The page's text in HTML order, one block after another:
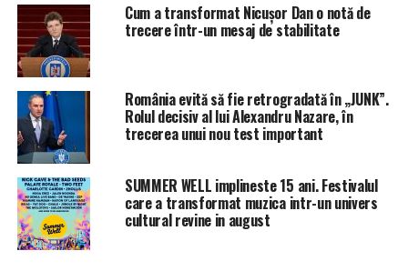
Cum a transformat Nicușor Dan o notă de
trecere într-un mesaj de stabilitate
România evită să fie retrogradată în „JUNK”.
Rolul decisiv al lui Alexandru Nazare, în
trecerea unui nou test important
SUMMER WELL implineste 15 ani. Festivalul
care a transformat muzica intr-un univers
cultural revine in august